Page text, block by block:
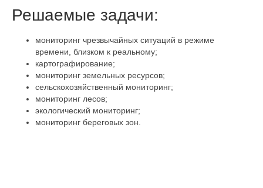
Решаемые задачи:
мониторинг чрезвычайных ситуаций в режиме
времени, близком к реальному;
картографирование;
мониторинг земельных ресурсов;
сельскохозяйственный мониторинг;
мониторинг лесов;
экологический мониторинг;
мониторинг береговых зон.